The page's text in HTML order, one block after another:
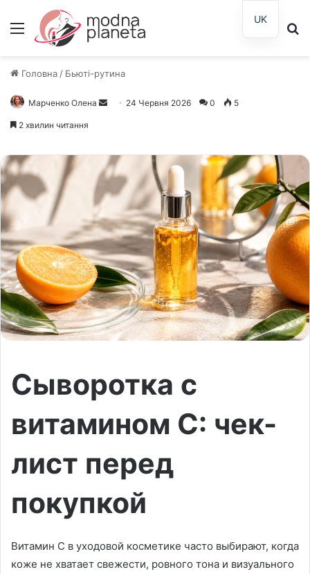
Меню
Головна / Бьюті-рутина
Марченко Олена
Надішліть
24 Червня 2026 0 5
2 хвилин читання
Сыворотка с
витамином С: чек-
лист перед
покупкой
Витамин С в уходовой косметике часто выбирают, когда
коже не хватает свежести, ровного тона и визуального
UK